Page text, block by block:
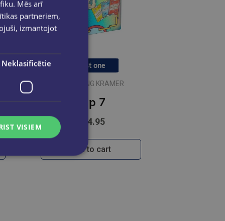
Last one
WOLFGANG KRAMER
Flip 7
€14.95
Add to cart
Mēs arī
partneriem,
izmantojot
Neklasificētie
VISIEM